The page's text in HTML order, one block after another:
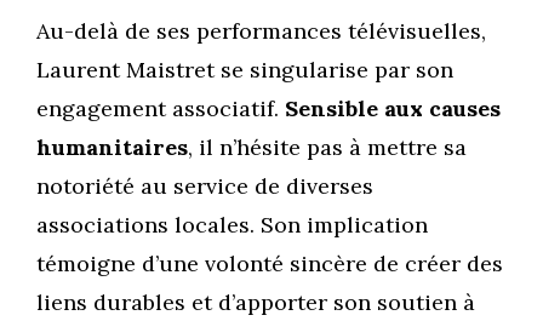
Au-delà de ses performances télévisuelles,
Laurent Maistret se singularise par son
engagement associatif. Sensible aux causes
humanitaires, il n’hésite pas à mettre sa
notoriété au service de diverses
associations locales. Son implication
témoigne d’une volonté sincère de créer des
liens durables et d’apporter son soutien à